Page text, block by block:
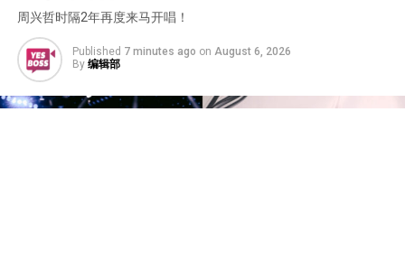
周兴哲时隔2年再度来马开唱！
Published 7 minutes ago on August 6, 2026
By 编辑部